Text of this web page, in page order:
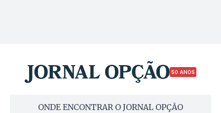
50 ANOS
ONDE ENCONTRAR O JORNAL OPÇÃO